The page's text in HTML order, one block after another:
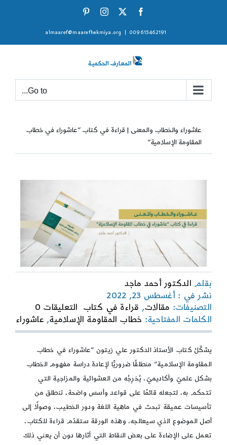
Facebook
X
Instagram
009615462191
almaaref@maarefhekmiya.org
Go to...
عاشوراء والخطاب والمعنى | قراءة في كتاب “عاشوراء في خطاب
المقاومة الإسلامية”
بقلم الدكتور أحمد ماجد
نشر في : أغسطس 23, 2022
التصنيفات: مقالات, قراءة في كتاب التعليقات 0
عاشوراء
والخطاب
في
في
خطاب
المقاومة
الكلمات المفتاحية: خطاب المقاومة الإسلامية, عاشوراء
يشكّلُ كتاب الأستاذ الدكتور علي زيتون “عاشوراء في خطاب
المقاومة الإسلامية” منطلقًا ضروريًّا لإعادة دراسة مفهوم الخطاب
بشكل علميّ وأكاديميّ، يُخرِجُه من العشوائية والمزاجية التي
تتحكم به، لتجعله قائمًا على قواعد وأسس واضحة، تنطلق من
تأسيسات عميقة تبحث في ماهية اللغة ودور الخطيب، وصولًا إلى
أصل الموضوع الذي سيعالجه، وهذه الورقة ستقدّم قراءة للكتاب،
تعمل على الإضاءة على بعض النقاط التي أثارها دون أن يعني ذلك